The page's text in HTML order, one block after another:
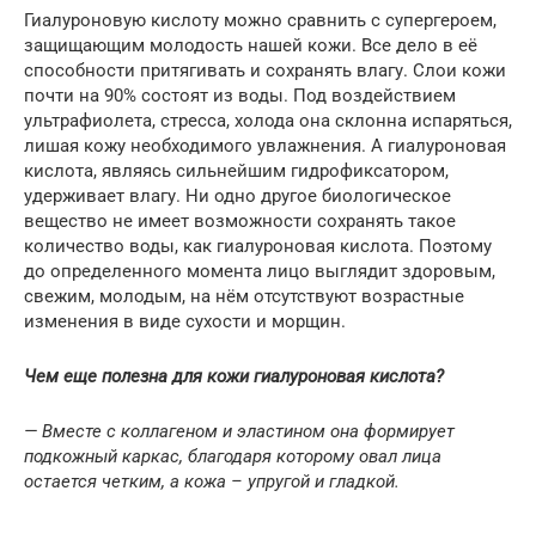
Гиалуроновую кислоту можно сравнить с супергероем,
защищающим молодость нашей кожи. Все дело в её
способности притягивать и сохранять влагу. Слои кожи
почти на 90% состоят из воды. Под воздействием
ультрафиолета, стресса, холода она склонна испаряться,
лишая кожу необходимого увлажнения. А гиалуроновая
кислота, являясь сильнейшим гидрофиксатором,
удерживает влагу. Ни одно другое биологическое
вещество не имеет возможности сохранять такое
количество воды, как гиалуроновая кислота. Поэтому
до определенного момента лицо выглядит здоровым,
свежим, молодым, на нём отсутствуют возрастные
изменения в виде сухости и морщин.
Чем еще полезна для кожи гиалуроновая кислота?
— Вместе с коллагеном и эластином она формирует
подкожный каркас, благодаря которому овал лица
остается четким, а кожа – упругой и гладкой.